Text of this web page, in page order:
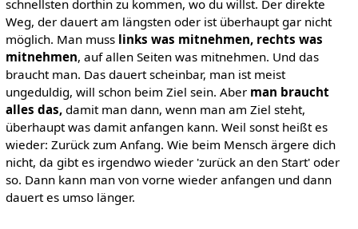
schnellsten dorthin zu kommen, wo du willst. Der direkte
Weg, der dauert am längsten oder ist überhaupt gar nicht
möglich. Man muss links was mitnehmen, rechts was
mitnehmen, auf allen Seiten was mitnehmen. Und das
braucht man. Das dauert scheinbar, man ist meist
ungeduldig, will schon beim Ziel sein. Aber man braucht
alles das,damit man dann, wenn man am Ziel steht,
überhaupt was damit anfangen kann. Weil sonst heißt es
wieder: Zurück zum Anfang. Wie beim Mensch ärgere dich
nicht, da gibt es irgendwo wieder 'zurück an den Start' oder
so. Dann kann man von vorne wieder anfangen und dann
dauert es umso länger.